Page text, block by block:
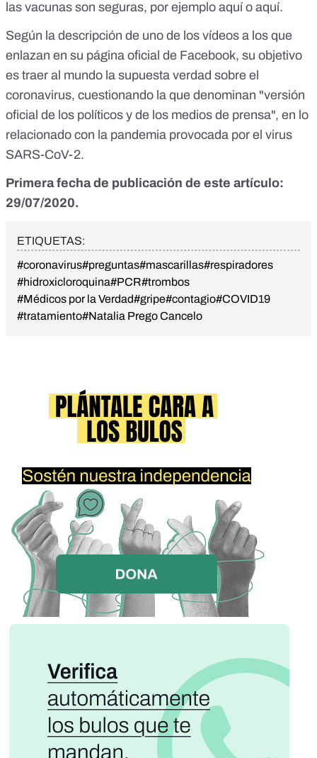
las vacunas son seguras, por ejemplo aquío aquí.
Según la descripción de uno de los vídeos a los que
enlazan en su página oficial de Facebook, su objetivo
es traer al mundo la supuesta verdad sobre el
coronavirus, cuestionando la que denominan "versión
oficial de los políticos y de los medios de prensa", en lo
relacionado con la pandemia provocada por el virus
SARS-CoV-2.
Primera fecha de publicación de este artículo:
29/07/2020.
ETIQUETAS:
#coronavirus#preguntas#mascarillas#respiradores
#hidroxicloroquina#PCR#trombos
#Médicos por la Verdad#gripe#contagio#COVID19
#tratamiento#Natalia Prego Cancelo